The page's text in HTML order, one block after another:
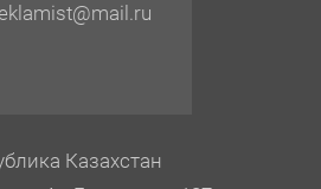
Казахстан